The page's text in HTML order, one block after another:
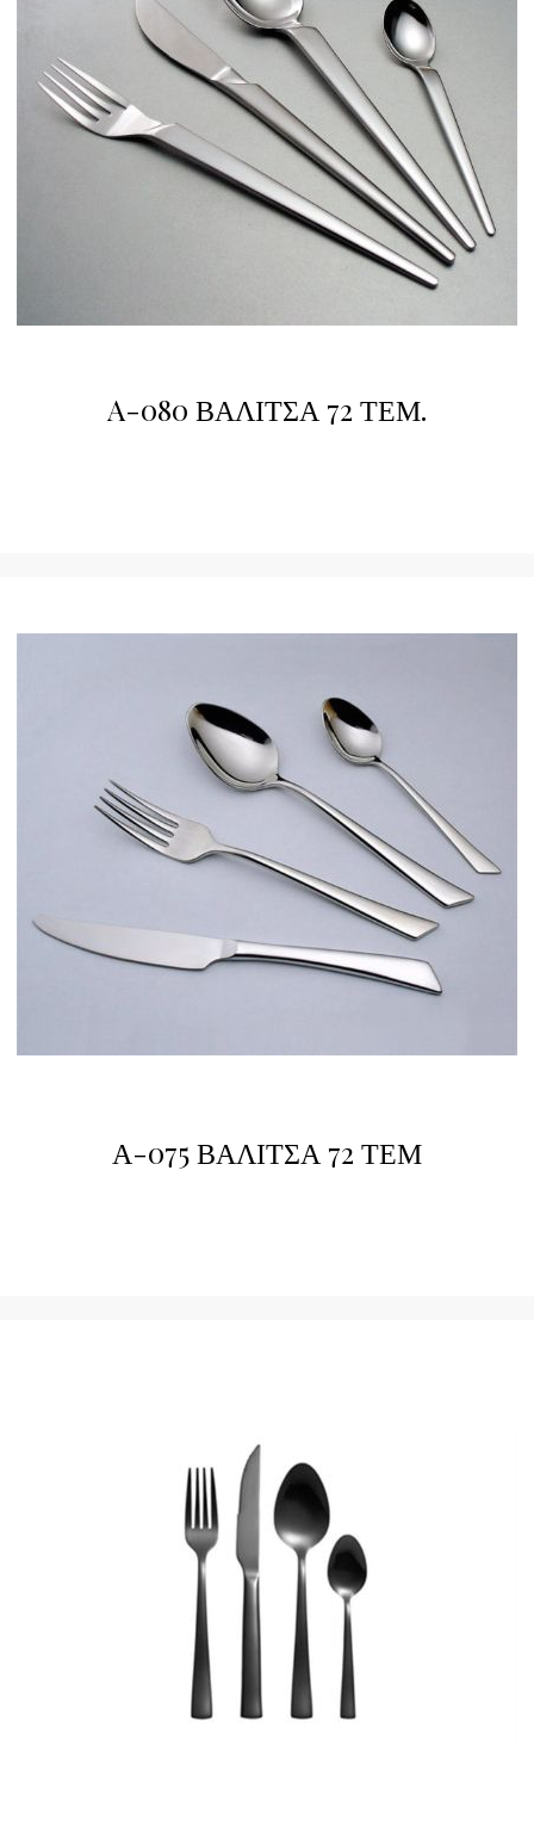
A-080 ΒΑΛΙΤΣΑ 72 ΤΕΜ.
Α-075 ΒΑΛΙΤΣΑ 72 ΤΕΜ